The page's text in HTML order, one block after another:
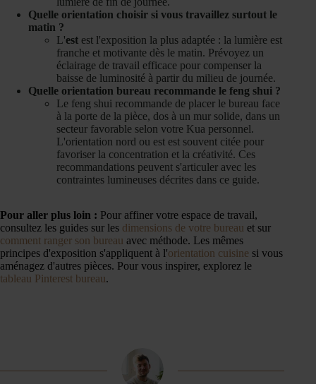
Quelle orientation choisir si vous travaillez surtout le
matin ?
L'est est l'exposition la plus adaptée : la lumière est
franche et motivante dès le matin. Prévoyez un
éclairage de travail efficace pour compenser la
baisse de luminosité à partir du milieu de journée.
Quelle orientation bureau recommande le feng shui ?
Le feng shui recommande de placer le bureau face
à la porte de la pièce, dos à un mur solide, dans un
secteur favorable selon votre Kua personnel.
L'orientation nord ou est est souvent citée pour
favoriser la concentration et la créativité. Ces
recommandations peuvent s'articuler avec les
contraintes lumineuses décrites dans ce guide.
Pour aller plus loin : Pour affiner votre espace de travail,
consultez les guides sur les dimensions de votre bureau et sur
comment ranger son bureau avec méthode. Les mêmes
principes d'exposition s'appliquent à l'orientation cuisine si vous
aménagez d'autres pièces. Pour vous inspirer, explorez le
tableau Pinterest bureau.